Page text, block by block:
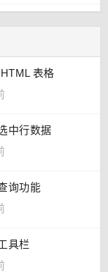
表格为数据网
中行数据
询功能
具栏